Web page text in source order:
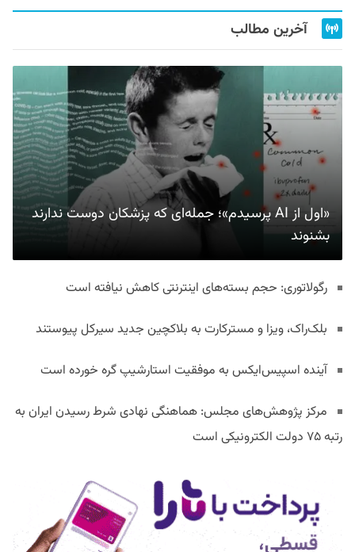
آخرین مطالب
«اول از AI پرسیدم»؛ جمله‌ای که پزشکان دوست ندارند
بشنوند
رگولاتوری: حجم بسته‌های اینترنتی کاهش نیافته است
بلک‌راک، ویزا و مسترکارت به بلاکچین جدید سیرکل پیوستند
آینده اسپیس‌ایکس به موفقیت استارشیپ گره خورده است
مرکز پژوهش‌های مجلس: هماهنگی نهادی شرط رسیدن ایران به
رتبه ۷۵ دولت الکترونیکی است